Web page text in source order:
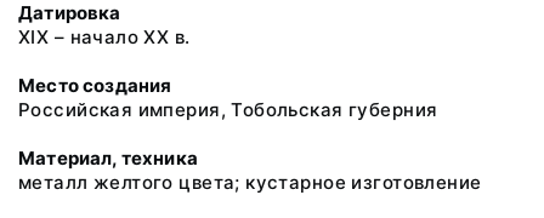
Датировка
XIX – начало XX в.
Место создания
Российская империя, Тобольская губерния
Материал, техника
металл желтого цвета; кустарное изготовление